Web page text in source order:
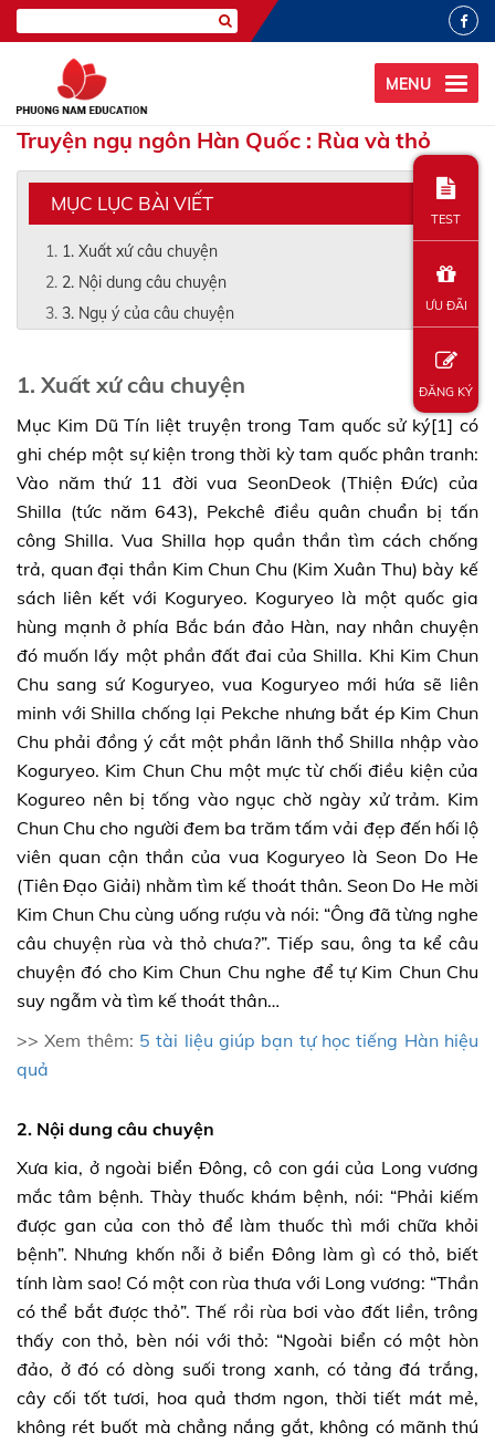
MENU
Truyện ngụ ngôn Hàn Quốc : Rùa và thỏ
MỤC LỤC BÀI VIẾT
1. Xuất xứ câu chuyện
2. Nội dung câu chuyện
3. Ngụ ý của câu chuyện
1. Xuất xứ câu chuyện
Mục Kim Dũ Tín liệt truyện trong Tam quốc sử ký[1] có
ghi chép một sự kiện trong thời kỳ tam quốc phân tranh:
Vào năm thứ 11 đời vua SeonDeok (Thiện Đức) của
Shilla (tức năm 643), Pekchê điều quân chuẩn bị tấn
công Shilla. Vua Shilla họp quần thần tìm cách chống
trả, quan đại thần Kim Chun Chu (Kim Xuân Thu) bày kế
sách liên kết với Koguryeo. Koguryeo là một quốc gia
hùng mạnh ở phía Bắc bán đảo Hàn, nay nhân chuyện
đó muốn lấy một phần đất đai của Shilla. Khi Kim Chun
Chu sang sứ Koguryeo, vua Koguryeo mới hứa sẽ liên
minh với Shilla chống lại Pekche nhưng bắt ép Kim Chun
Chu phải đồng ý cắt một phần lãnh thổ Shilla nhập vào
Koguryeo. Kim Chun Chu một mực từ chối điều kiện của
Kogureo nên bị tống vào ngục chờ ngày xử trảm. Kim
Chun Chu cho người đem ba trăm tấm vải đẹp đến hối lộ
viên quan cận thần của vua Koguryeo là Seon Do He
(Tiên Đạo Giải) nhằm tìm kế thoát thân. Seon Do He mời
Kim Chun Chu cùng uống rượu và nói: “Ông đã từng nghe
câu chuyện rùa và thỏ chưa?”. Tiếp sau, ông ta kể câu
chuyện đó cho Kim Chun Chu nghe để tự Kim Chun Chu
suy ngẫm và tìm kế thoát thân…
>> Xem thêm: 5 tài liệu giúp bạn tự học tiếng Hàn hiệu
quả
2. Nội dung câu chuyện
Xưa kia, ở ngoài biển Đông, cô con gái của Long vương
mắc tâm bệnh. Thày thuốc khám bệnh, nói: “Phải kiếm
được gan của con thỏ để làm thuốc thì mới chữa khỏi
bệnh”. Nhưng khốn nỗi ở biển Đông làm gì có thỏ, biết
tính làm sao! Có một con rùa thưa với Long vương: “Thần
có thể bắt được thỏ”. Thế rồi rùa bơi vào đất liền, trông
thấy con thỏ, bèn nói với thỏ: “Ngoài biển có một hòn
đảo, ở đó có dòng suối trong xanh, có tảng đá trắng,
cây cối tốt tươi, hoa quả thơm ngon, thời tiết mát mẻ,
không rét buốt mà chẳng nắng gắt, không có mãnh thú
TEST
ƯU ĐÃI
ĐĂNG KÝ